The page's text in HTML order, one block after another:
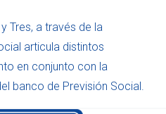
Tres, a través de la
articula distintos
en conjunto con la
banco de Previsión Social.